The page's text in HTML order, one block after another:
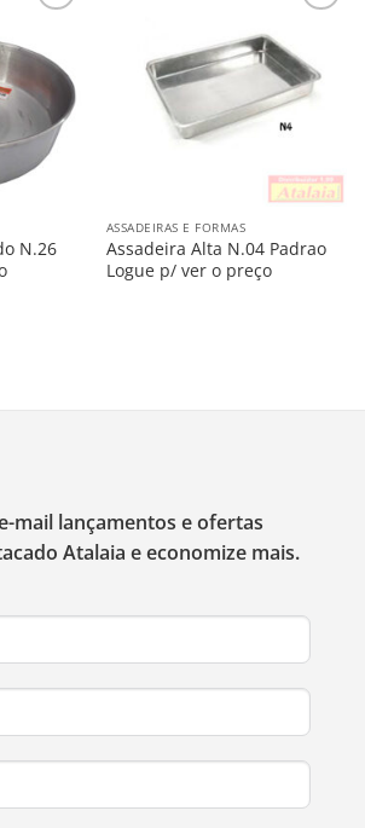
Lista
N.26
Lista
ASSADEIRAS E FORMAS
Assadeira Alta N.04 Padrao
Logue p/ ver o preço
mail lançamentos e ofertas
Atalaia e economize mais.